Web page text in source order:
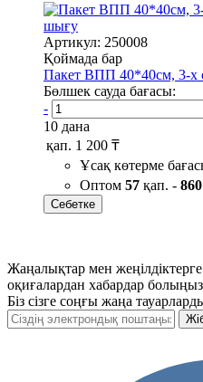
шығу
Артикул: 250008
Қоймада бар
Пакет ВПП 40*40см, 3-х
Бөлшек сауда бағасы:
-
10 дана
қап. 1 200 ₸
Ұсақ көтерме
Оптом 57 қап. -
Себетке
Жаңалықтар мен
оқиғалардан хабардар
Біз сізге соңғы жаңа